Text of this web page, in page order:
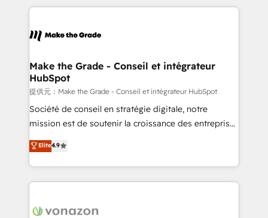
vos processus, la fiabilisation de vos données et
la plateforme. Nos domaines d'intervention : -
& reprise de données - Stratégie RevOps &
alignement Marketing / Sales - Data, reporting &
tableaux de bord - Onboarding, audit &
optimisation - Intégrations métiers (ERP, téléphonie,
e-commerce) - Formation & accompagnement au
et grandes entreprises en France et à l'international,
dans des secteurs variés : SaaS, immobilier,
Make the Grade - Conseil et intégrateur
HubSpot
提供元：Make the Grade - Conseil et intégrateur HubSpot
Société de conseil en stratégie digitale, notre
mission est de soutenir la croissance des entreprises
B2B à travers l’acquisition de nouveaux clients,
l'intégration CRM et le développement des revenus
auprès de vos comptes existants. En France et à
l'international, nous travaillons avec des ETI
delà d’une simple transformation digitale et des
Elite4.9